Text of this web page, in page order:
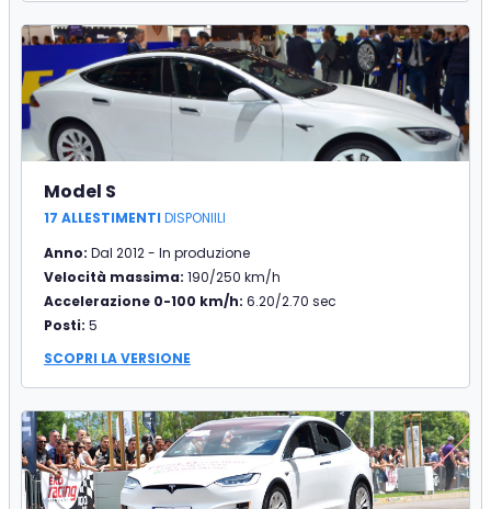
Model S
17 ALLESTIMENTI DISPONIILI
Anno: Dal 2012 - In produzione
Velocità massima: 190/250 km/h
Accelerazione 0-100 km/h: 6.20/2.70 sec
Posti: 5
SCOPRI LA VERSIONE